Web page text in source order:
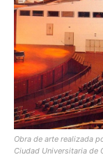
Obra de arte realizada
Ciudad Universitaria de